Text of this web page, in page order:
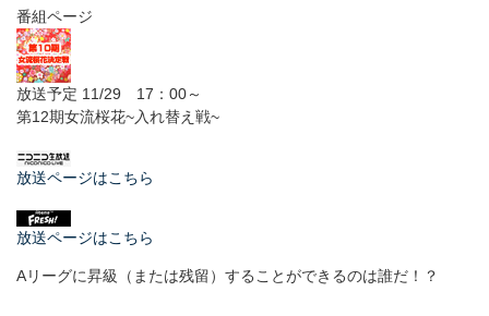
番組ページ
放送予定 11/29 17：00～
第12期女流桜花~入れ替え戦~
放送ページはこちら
放送ページはこちら
Aリーグに昇級（または残留）することができるのは誰だ！？